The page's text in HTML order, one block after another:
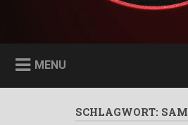
MENU
SCHLAGWORT: